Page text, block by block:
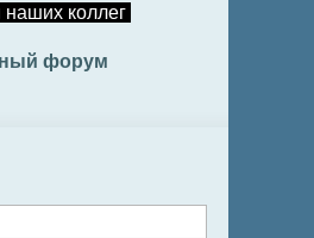
коллег
форум